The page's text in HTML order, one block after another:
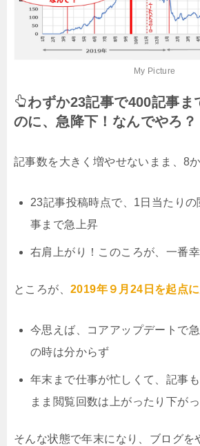
My Picture
わずか23記事で400記事ま
のに、急降下！なんでやろ？
記事数を大きく増やせないまま、8
23記事投稿時点で、1日当たり
事まで急上昇
右肩上がり！このころが、一番
ところが、 2019年９月24日を起点
今思えば、コアアップデートで
の時は分からず
年末まで仕事が忙しくて、記事
まま閲覧回数は上がったり下がっ
そんな状態で年末になり、ブログを